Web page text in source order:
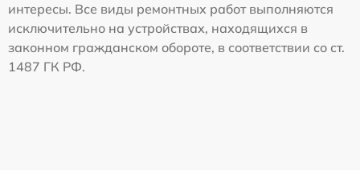
интересы. Все виды ремонтных работ выполняются
исключительно на устройствах, находящихся в
законном гражданском обороте, в соответствии со ст.
1487 ГК РФ.